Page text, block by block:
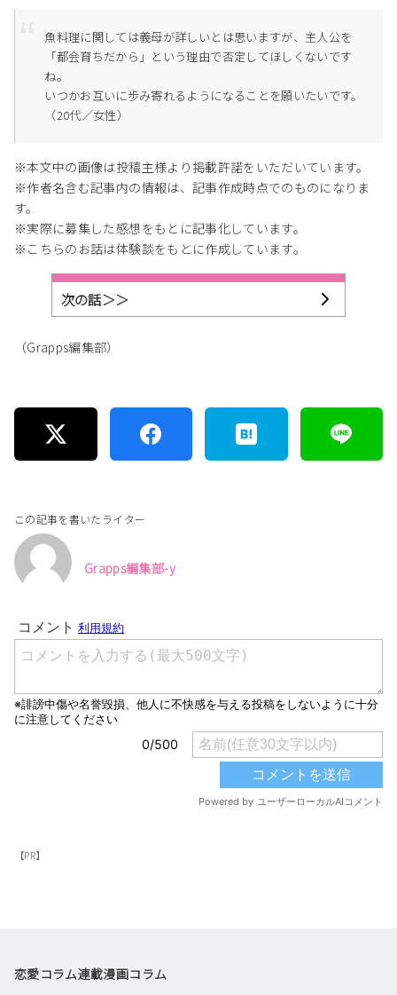
魚料理に関しては義母が詳しいとは思いますが、主人公を
「都会育ちだから」という理由で否定してほしくないです
ね。
いつかお互いに歩み寄れるようになることを願いたいです。
（20代／女性）
※本文中の画像は投稿主様より掲載許諾をいただいています。
※作者名含む記事内の情報は、記事作成時点でのものになりま
す。
※実際に募集した感想をもとに記事化しています。
※こちらのお話は体験談をもとに作成しています。
次の話＞＞
（Grapps編集部）
この記事を書いたライター
Grapps編集部-y
【PR】
恋愛コラム連載漫画コラム